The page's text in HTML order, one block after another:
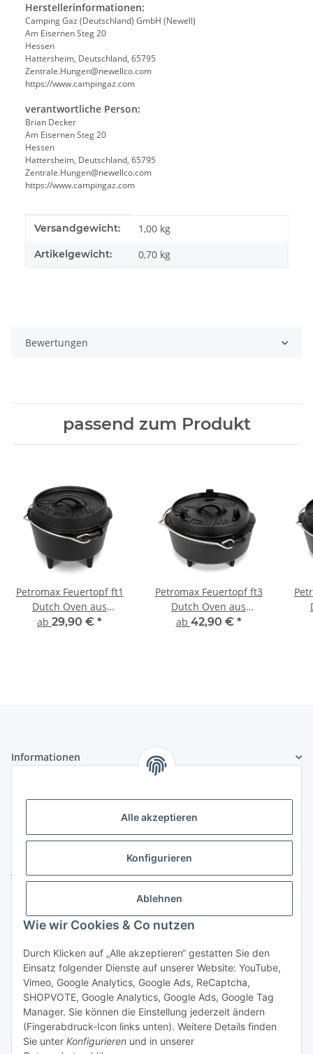
Alle akzeptieren
Konfigurieren
Ablehnen
Wie wir Cookies & Co nutzen
Durch Klicken auf „Alle akzeptieren“ gestatten Sie den
Einsatz folgender Dienste auf unserer Website: YouTube,
Vimeo, Google Analytics, Google Ads, ReCaptcha,
SHOPVOTE, Google Analytics, Google Ads, Google Tag
Manager. Sie können die Einstellung jederzeit ändern
(Fingerabdruck-Icon links unten). Weitere Details finden
Sie unter Konfigurieren und in unserer
Herstellerinformationen:
Camping Gaz (Deutschland) GmbH (Newell)
Am Eisernen Steg 20
Hessen
Hattersheim, Deutschland, 65795
Zentrale.Hungen@newellco.com
https://www.campingaz.com
verantwortliche Person:
Brian Decker
Am Eisernen Steg 20
Hessen
Hattersheim, Deutschland, 65795
Zentrale.Hungen@newellco.com
https://www.campingaz.com
Produkteigenschaft
Wert
Versandgewicht: 1,00 kg
Artikelgewicht: 0,70 kg
Bewertungen
passend zum Produkt
Petromax Feuertopf ft1
Dutch Oven aus
Gusseisen - 0,93L Topf &
ab 29,90 € *
Petromax Feuertopf ft3
Dutch Oven aus
Gusseisen - 1,6L Topf &
ab 42,90 € *
Informationen
Kontakt
u. Handels GmbH
E-Mail: info@zeltler.de
Zahlungsoptionen
Widerrufsbutton